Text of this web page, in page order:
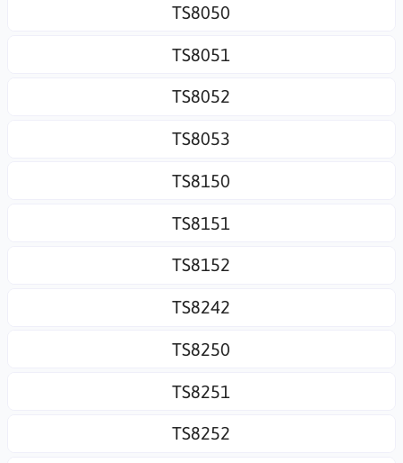
TS8050
TS8051
TS8052
TS8053
TS8150
TS8151
TS8152
TS8242
TS8250
TS8251
TS8252